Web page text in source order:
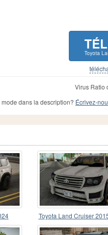
Toyota
Virus Ratio
dans la description? Écrivez-
Toyota Land Cruiser